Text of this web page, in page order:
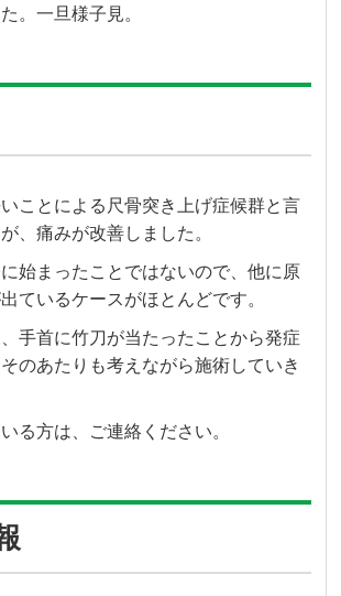
。一旦様子見。
ことによる尺骨突き上げ症候群と言
、痛みが改善しました。
始まったことではないので、他に原
ているケースがほとんどです。
手首に竹刀が当たったことから発症
のあたりも考えながら施術していき
る方は、ご連絡ください。